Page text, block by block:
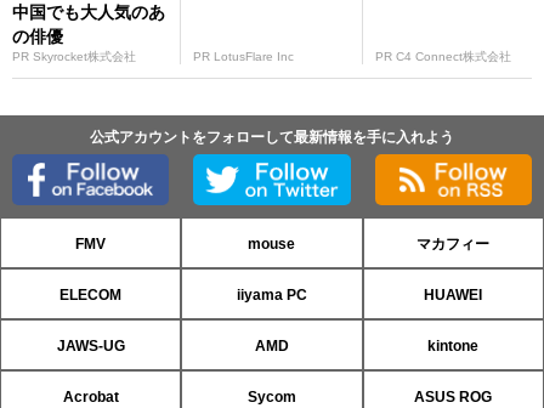
中国でも大人気のあ
の俳優
PR Skyrocket株式会社 PR LotusFlare Inc PR C4 Connect株式会社
公式アカウントをフォローして最新情報を手に入れよう
FMV mouse マカフィー
ELECOM iiyama PC HUAWEI
JAWS-UG AMD kintone
Acrobat Sycom ASUS ROG